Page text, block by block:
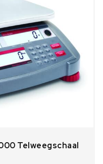
Telweegschaal